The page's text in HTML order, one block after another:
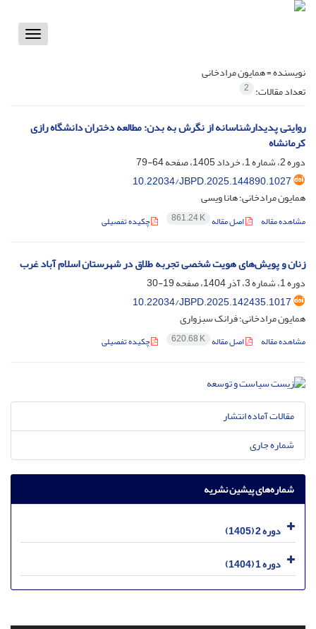
Toggle
نویسنده =همایون مرادخانی
تعداد مقالات: 2
روایتی پدیدارشناسانه از نگرش به بدن: مطالعه دختران دانشگاه رازی
کرمانشاه
دوره 2، شماره 1، خرداد 1405، صفحه
64-79
10.22034/JBPD.2025.144890.1027
همایون مرادخانی؛ هانا ویسی
مشاهده مقاله اصل مقاله 861.24 K چکیده تفصیلی
زنان و پویش‌های هویت شخصی تجربه طلاق در شهرستان اسلام آباد غرب
دوره 1، شماره 3، آذر 1404، صفحه
19-30
10.22034/JBPD.2025.142435.1017
همایون مرادخانی؛ فرانک سبزواری
مشاهده مقاله اصل مقاله 620.68 K چکیده تفصیلی
مقالات آماده انتشار
شماره جاری
شماره‌های پیشین نشریه
دوره 2 (1405)
دوره 1 (1404)